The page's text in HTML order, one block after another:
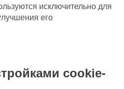
исключительно для
его
cookie-